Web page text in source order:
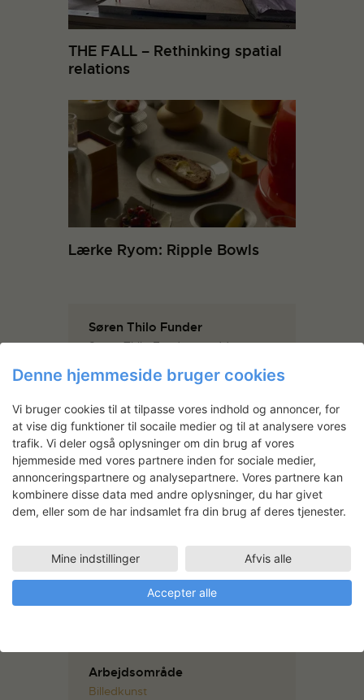
THE FALL – Rethinking spatial
relations
Lærke Ryom: Ripple Bowls
Søren Thilo Funder
Søren Thilo Funder er uddannet
Kunstakademi i 2008 og The
the University of Illinois at Chicago
i 2006. Som billedkunstner
arbejder han primært med
videoinstallationer, som er mash-
ups af populær fiktion, kulturelle
udtryk og socio-politiske
situationer, projektioner og
historier.
andet udstillet på Den Frie
Udstillingsbygning (2019), Turku
Art Museum (2017), Overgaden
(2016), Museum of Contemporary
Art Zagreb (2015) og Tranen,
Arbejdsområde
Billedkunst
Denne hjemmeside bruger cookies
Vi bruger cookies til at tilpasse vores indhold og annoncer, for
at vise dig funktioner til socaile medier og til at analysere vores
trafik. Vi deler også oplysninger om din brug af vores
hjemmeside med vores partnere inden for sociale medier,
annonceringspartnere og analysepartnere. Vores partnere kan
kombinere disse data med andre oplysninger, du har givet
dem, eller som de har indsamlet fra din brug af deres tjenester.
Mine indstillinger Afvis alle
Accepter alle